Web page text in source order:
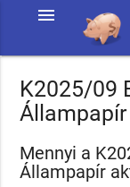
menu
K2025/09
Állampapír
Mennyi a
Állampapír